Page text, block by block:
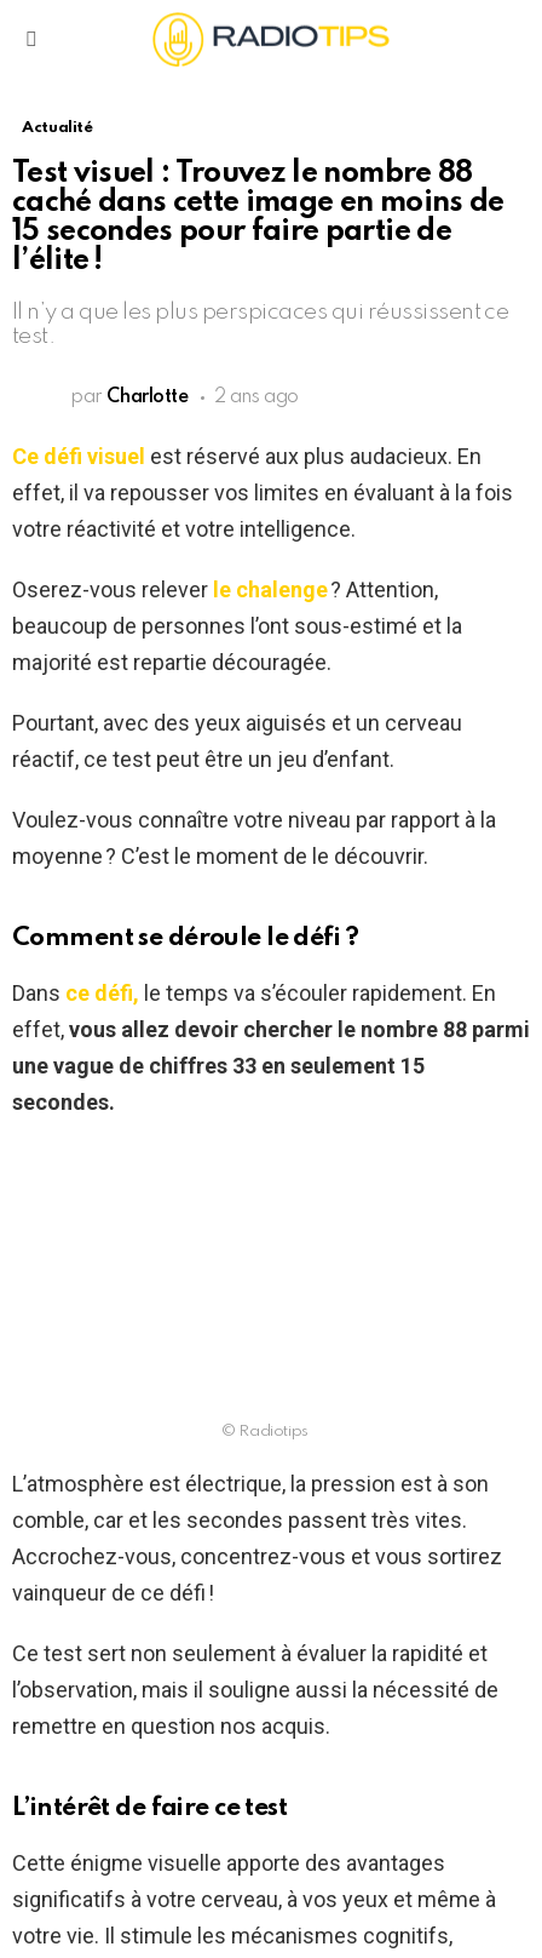
Actualité
Test visuel : Trouvez le nombre 88
caché dans cette image en moins de
15 secondes pour faire partie de
l’élite !
Il n’y a que les plus perspicaces qui réussissent ce
test.
par Charlotte 2 ans ago
Ce défi visuel est réservé aux plus audacieux. En
effet, il va repousser vos limites en évaluant à la fois
votre réactivité et votre intelligence.
Oserez-vous relever le chalenge? Attention,
beaucoup de personnes l’ont sous-estimé et la
majorité est repartie découragée.
Pourtant, avec des yeux aiguisés et un cerveau
réactif, ce test peut être un jeu d’enfant.
Voulez-vous connaître votre niveau par rapport à la
moyenne ? C’est le moment de le découvrir.
Comment se déroule le défi ?
Dans ce défi, le temps va s’écouler rapidement. En
effet,vous allez devoir chercher le nombre 88 parmi
une vague de chiffres 33 en seulement 15
secondes.
© Radiotips
L’atmosphère est électrique, la pression est à son
comble, car et les secondes passent très vites.
Accrochez-vous, concentrez-vous et vous sortirez
vainqueur de ce défi !
Ce test sert non seulement à évaluer la rapidité et
l’observation, mais il souligne aussi la nécessité de
remettre en question nos acquis.
L’intérêt de faire ce test
Cette énigme visuelle apporte des avantages
significatifs à votre cerveau, à vos yeux et même à
votre vie. Il stimule les mécanismes cognitifs,